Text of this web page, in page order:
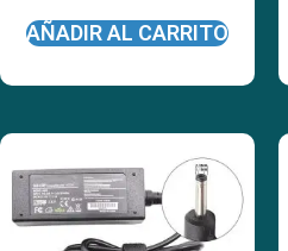
AÑADIR AL CARRITO